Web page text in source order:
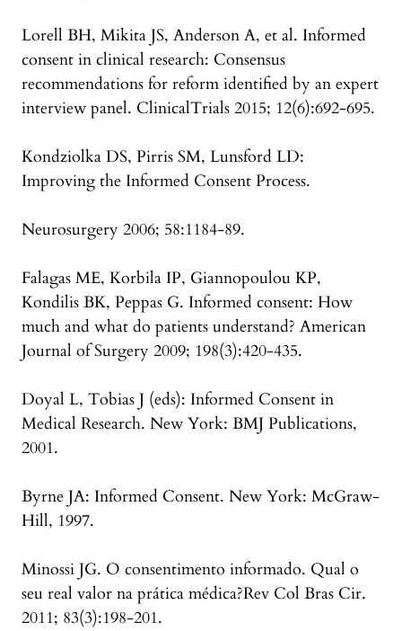
Lorell BH, Mikita JS, Anderson A, et al. Informed
consent in clinical research: Consensus
recommendations for reform identified by an expert
interview panel. ClinicalTrials 2015; 12(6):692-695.
Kondziolka DS, Pirris SM, Lunsford LD:
Improving the Informed Consent Process.
Neurosurgery 2006; 58:1184-89.
Falagas ME, Korbila IP, Giannopoulou KP,
Kondilis BK, Peppas G. Informed consent: How
much and what do patients understand? American
Journal of Surgery 2009; 198(3):420-435.
Doyal L, Tobias J (eds): Informed Consent in
Medical Research. New York: BMJ Publications,
2001.
Byrne JA: Informed Consent. New York: McGraw-
Hill, 1997.
Minossi JG. O consentimento informado. Qual o
seu real valor na prática médica?Rev Col Bras Cir.
2011; 83(3):198-201.